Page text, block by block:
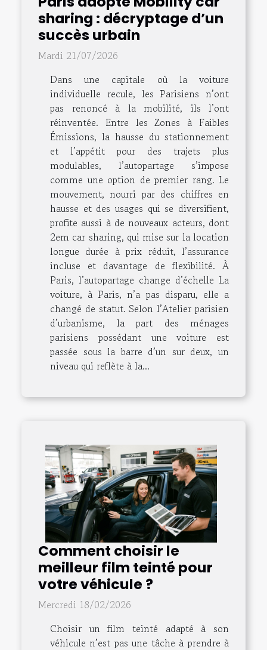
sharing : décryptage d’un
succès urbain
Mardi 21/07/2026
Dans une capitale où la voiture
individuelle recule, les Parisiens n’ont
pas renoncé à la mobilité, ils l’ont
réinventée. Entre les Zones à Faibles
Émissions, la hausse du stationnement
et l’appétit pour des trajets plus
modulables, l’autopartage s’impose
comme une option de premier rang. Le
mouvement, nourri par des chiffres en
hausse et des usages qui se diversifient,
profite aussi à de nouveaux acteurs, dont
2em car sharing, qui mise sur la location
longue durée à prix réduit, l’assurance
incluse et davantage de flexibilité. À
Paris, l’autopartage change d’échelle La
voiture, à Paris, n’a pas disparu, elle a
changé de statut. Selon l’Atelier parisien
d’urbanisme, la part des ménages
parisiens possédant une voiture est
passée sous la barre d’un sur deux, un
niveau qui reflète à la...
Comment choisir le
meilleur film teinté pour
votre véhicule ?
Mercredi 18/02/2026
Choisir un film teinté adapté à son
véhicule n’est pas une tâche à prendre à